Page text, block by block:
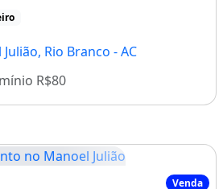
Rio Branco - AC
R$80
no Manoel Julião Venda